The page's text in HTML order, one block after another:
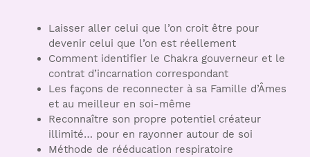
Laisser aller celui que l’on croit être pour
devenir celui que l’on est réellement
Comment identifier le Chakra gouverneur et le
contrat d’incarnation correspondant
Les façons de reconnecter à sa Famille d’Âmes
et au meilleur en soi-même
Reconnaître son propre potentiel créateur
illimité… pour en rayonner autour de soi
Méthode de rééducation respiratoire